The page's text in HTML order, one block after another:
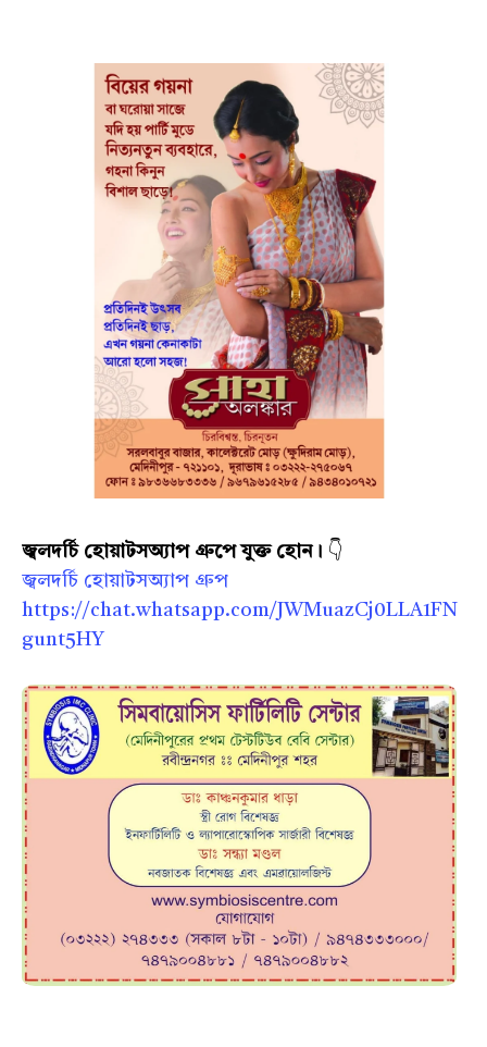
জ্বলদর্চি হোয়াটসঅ্যাপ গ্রুপে যুক্ত হোন। 👇
জ্বলদর্চি হোয়াটসঅ্যাপ গ্রুপ
https://chat.whatsapp.com/JWMuazCj0LLA1FN
gunt5HY